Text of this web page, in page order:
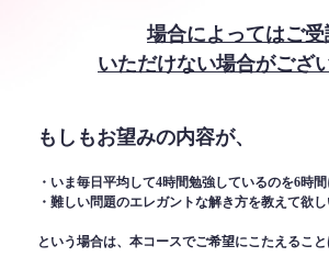
場合によってはご受
いただけない場合がござ
もしもお望みの内容が、
・いま毎日平均して4時間勉強しているのを6時
・難しい問題のエレガントな解き方を教えて欲し
という場合は、本コースでご希望にこたえること